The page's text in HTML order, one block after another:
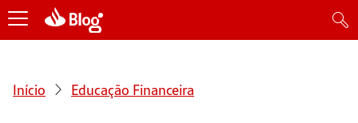
Início Educação Financeira